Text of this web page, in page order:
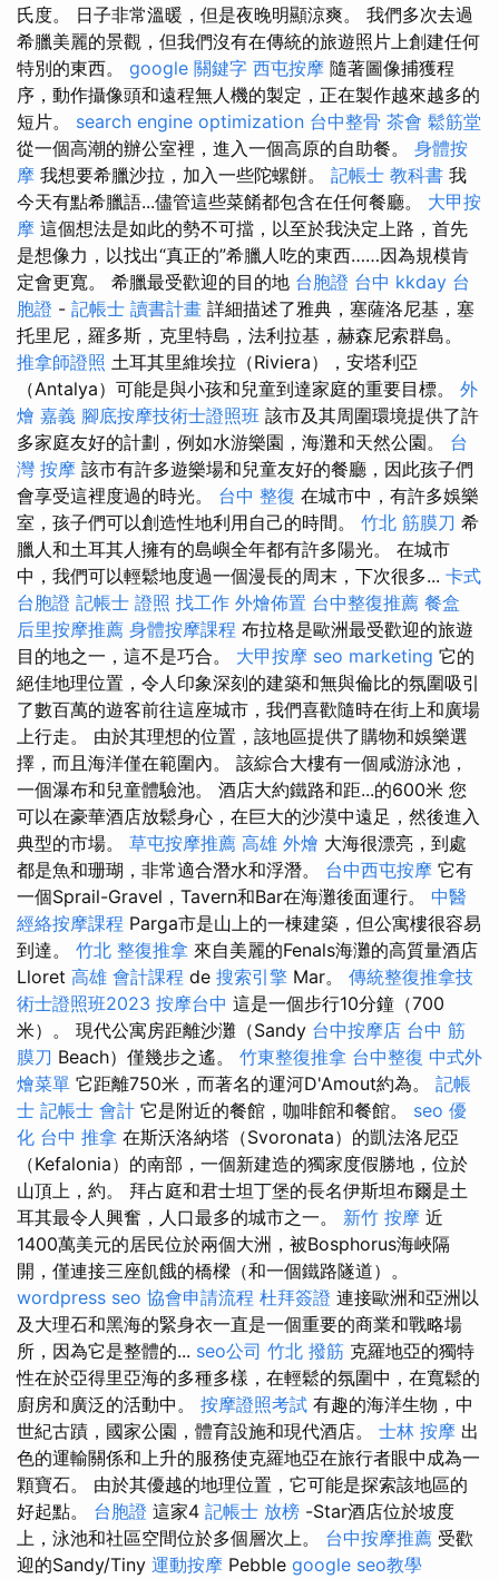
氏度。 日子非常溫暖，但是夜晚明顯涼爽。 我們多次去過
希臘美麗的景觀，但我們沒有在傳統的旅遊照片上創建任何
特別的東西。 google 關鍵字 西屯按摩 隨著圖像捕獲程
序，動作攝像頭和遠程無人機的製定，正在製作越來越多的
短片。 search engine optimization 台中整骨 茶會 鬆筋堂
從一個高潮的辦公室裡，進入一個高原的自助餐。 身體按
摩 我想要希臘沙拉，加入一些陀螺餅。 記帳士 教科書 我
今天有點希臘語...儘管這些菜餚都包含在任何餐廳。 大甲按
摩 這個想法是如此的勢不可擋，以至於我決定上路，首先
是想像力，以找出“真正的”希臘人吃的東西……因為規模肯
定會更寬。 希臘最受歡迎的目的地 台胞證 台中 kkday 台
胞證 - 記帳士 讀書計畫 詳細描述了雅典，塞薩洛尼基，塞
托里尼，羅多斯，克里特島，法利拉基，赫森尼索群島。
推拿師證照 土耳其里維埃拉（Riviera），安塔利亞
（Antalya）可能是與小孩和兒童到達家庭的重要目標。 外
燴 嘉義 腳底按摩技術士證照班 該市及其周圍環境提供了許
多家庭友好的計劃，例如水游樂園，海灘和天然公園。 台
灣 按摩 該市有許多遊樂場和兒童友好的餐廳，因此孩子們
會享受這裡度過的時光。 台中 整復 在城市中，有許多娛樂
室，孩子們可以創造性地利用自己的時間。 竹北 筋膜刀 希
臘人和土耳其人擁有的島嶼全年都有許多陽光。 在城市
中，我們可以輕鬆地度過一個漫長的周末，下次很多... 卡式
台胞證 記帳士 證照 找工作 外燴佈置 台中整復推薦 餐盒
后里按摩推薦 身體按摩課程 布拉格是歐洲最受歡迎的旅遊
目的地之一，這不是巧合。 大甲按摩 seo marketing 它的
絕佳地理位置，令人印象深刻的建築和無與倫比的氛圍吸引
了數百萬的遊客前往這座城市，我們喜歡隨時在街上和廣場
上行走。 由於其理想的位置，該地區提供了購物和娛樂選
擇，而且海洋僅在範圍內。 該綜合大樓有一個咸游泳池，
一個瀑布和兒童體驗池。 酒店大約鐵路和距...的600米 您
可以在豪華酒店放鬆身心，在巨大的沙漠中遠足，然後進入
典型的市場。 草屯按摩推薦 高雄 外燴 大海很漂亮，到處
都是魚和珊瑚，非常適合潛水和浮潛。 台中西屯按摩 它有
一個Sprail-Gravel，Tavern和Bar在海灘後面運行。 中醫
經絡按摩課程 Parga市是山上的一棟建築，但公寓樓很容易
到達。 竹北 整復推拿 來自美麗的Fenals海灘的高質量酒店
Lloret 高雄 會計課程 de 搜索引擎 Mar。 傳統整復推拿技
術士證照班2023 按摩台中 這是一個步行10分鐘（700
米）。 現代公寓房距離沙灘（Sandy 台中按摩店 台中 筋
膜刀 Beach）僅幾步之遙。 竹東整復推拿 台中整復 中式外
燴菜單 它距離750米，而著名的運河D'Amout約為。 記帳
士 記帳士 會計 它是附近的餐館，咖啡館和餐館。 seo 優
化 台中 推拿 在斯沃洛納塔（Svoronata）的凱法洛尼亞
（Kefalonia）的南部，一個新建造的獨家度假勝地，位於
山頂上，約。 拜占庭和君士坦丁堡的長名伊斯坦布爾是土
耳其最令人興奮，人口最多的城市之一。 新竹 按摩 近
1400萬美元的居民位於兩個大洲，被Bosphorus海峽隔
開，僅連接三座飢餓的橋樑（和一個鐵路隧道）。
wordpress seo 協會申請流程 杜拜簽證 連接歐洲和亞洲以
及大理石和黑海的緊身衣一直是一個重要的商業和戰略場
所，因為它是整體的... seo公司 竹北 撥筋 克羅地亞的獨特
性在於亞得里亞海的多種多樣，在輕鬆的氛圍中，在寬鬆的
廚房和廣泛的活動中。 按摩證照考試 有趣的海洋生物，中
世紀古蹟，國家公園，體育設施和現代酒店。 士林 按摩 出
色的運輸關係和上升的服務使克羅地亞在旅行者眼中成為一
顆寶石。 由於其優越的地理位置，它可能是探索該地區的
好起點。 台胞證 這家4 記帳士 放榜 -Star酒店位於坡度
上，泳池和社區空間位於多個層次上。 台中按摩推薦 受歡
迎的Sandy/Tiny 運動按摩 Pebble google seo教學